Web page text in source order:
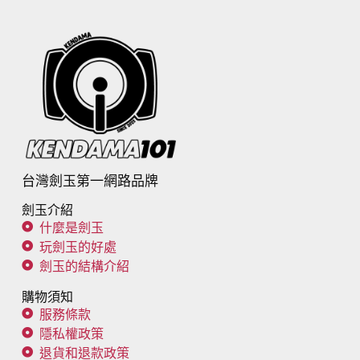
台灣劍玉第一網路品牌
劍玉介紹
什麼是劍玉
玩劍玉的好處
劍玉的結構介紹
購物須知
服務條款
隱私權政策
退貨和退款政策